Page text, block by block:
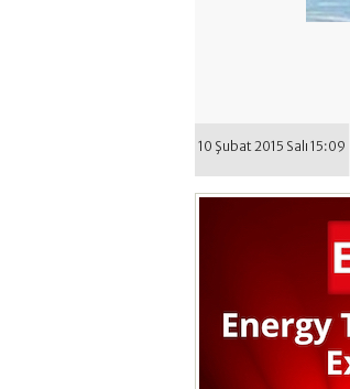
10 Şubat 2015 Salı 15:09